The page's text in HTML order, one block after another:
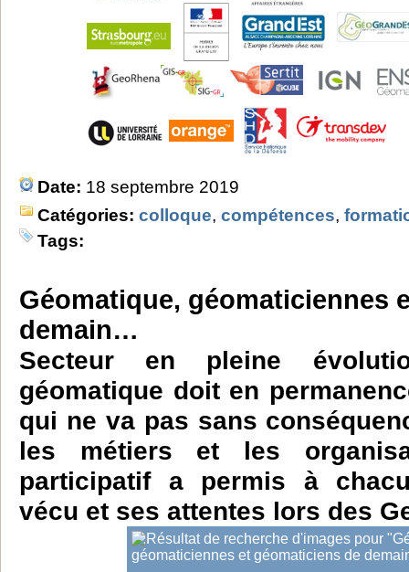
Date: 18 septembre 2019
Catégories: colloque, compétences,
Tags:
Géomatique, géomaticiennes
demain…
Secteur en pleine
géomatique doit en
qui ne va pas sans
les métiers et les
participatif a permis à
vécu et ses attentes lors des